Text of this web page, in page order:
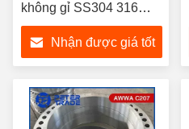
không gỉ SS304 316
Hubbed 3 Inch Slip On
Pipe Flange EN1092-01
TYPE 12
Nhận được giá tốt